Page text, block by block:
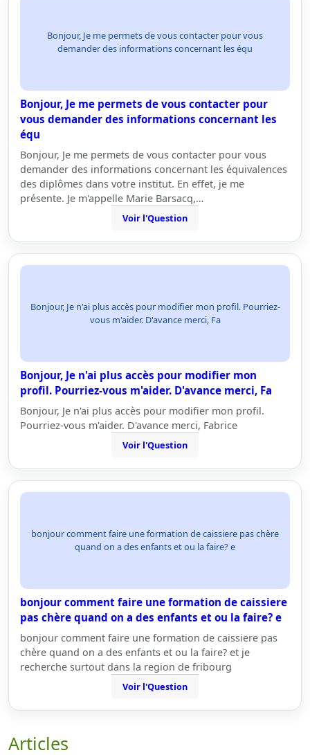
Bonjour, Je me permets de vous contacter pour vous
demander des informations concernant les équ
Bonjour, Je me permets de vous contacter pour
vous demander des informations concernant les
équ
Bonjour, Je me permets de vous contacter pour vous
demander des informations concernant les équivalences
des diplômes dans votre institut. En effet, je me
présente. Je m'appelle Marie Barsacq,…
Voir l'Question
Bonjour, Je n'ai plus accès pour modifier mon profil. Pourriez-
vous m'aider. D'avance merci, Fa
Bonjour, Je n'ai plus accès pour modifier mon
profil. Pourriez-vous m'aider. D'avance merci, Fa
Bonjour, Je n'ai plus accès pour modifier mon profil.
Pourriez-vous m'aider. D'avance merci, Fabrice
Voir l'Question
bonjour comment faire une formation de caissiere pas chère
quand on a des enfants et ou la faire? e
bonjour comment faire une formation de caissiere
pas chère quand on a des enfants et ou la faire? e
bonjour comment faire une formation de caissiere pas
chère quand on a des enfants et ou la faire? et je
recherche surtout dans la region de fribourg
Voir l'Question
Articles